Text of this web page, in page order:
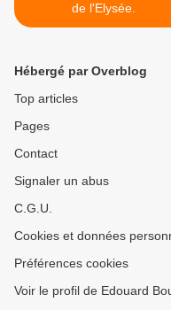
de l'Elysée.
Hébergé par Overblog
Top articles
Pages
Contact
Signaler un abus
C.G.U.
Cookies et données
Préférences cookies
Voir le profil de Edouard